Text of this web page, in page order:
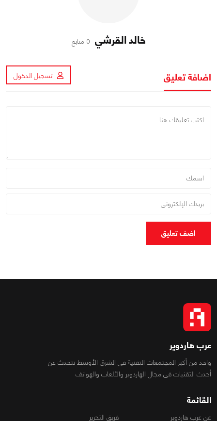
خالد القرشي 0 متابع
اضافة تعليق تسجيل الدخول
اضف تعليق
عرب هاردوير
واحد من أكبر المجتمعات التقنية فى الشرق الأوسط تتحدث عن
أحدث التقنيات فى مجال الهاردوير والألعاب والهواتف
القائمة
عن عرب هاردوير فريق التحرير